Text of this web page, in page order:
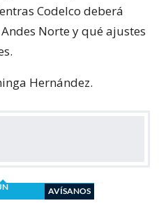
Codelco deberá
Norte y qué ajustes
Hernández.
AVÍSANOS